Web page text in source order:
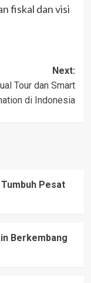
fiskal dan visi
Next:
Tour dan Smart
di Indonesia
Pesat
Berkembang